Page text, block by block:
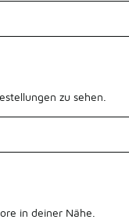
zu sehen.
in deiner Nähe.